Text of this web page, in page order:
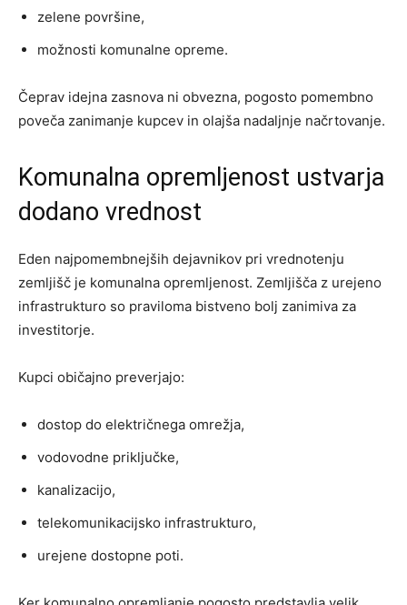
zelene površine,
možnosti komunalne opreme.
Čeprav idejna zasnova ni obvezna, pogosto pomembno
poveča zanimanje kupcev in olajša nadaljnje načrtovanje.
Komunalna opremljenost ustvarja
dodano vrednost
Eden najpomembnejših dejavnikov pri vrednotenju
zemljišč je komunalna opremljenost. Zemljišča z urejeno
infrastrukturo so praviloma bistveno bolj zanimiva za
investitorje.
Kupci običajno preverjajo:
dostop do električnega omrežja,
vodovodne priključke,
kanalizacijo,
telekomunikacijsko infrastrukturo,
urejene dostopne poti.